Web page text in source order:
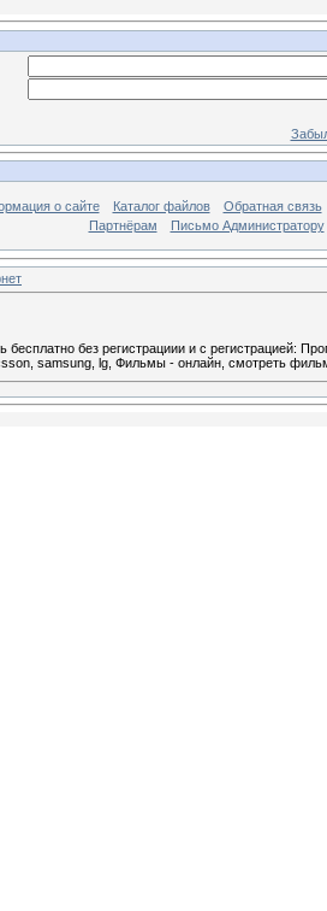
о сайте Каталог файлов
Обратная связь
Партнёрам
Письмо Администратору
бесплатно без регистрациии и с регистрацией:
samsung, lg, Фильмы - онлайн, cмотреть